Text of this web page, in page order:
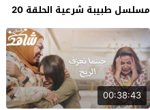
مسلسل طبيبة شرعية الحلقة 20
00:38:43